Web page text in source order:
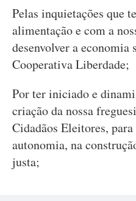
Pelas inquietações que
alimentação e com a
desenvolver a
Cooperativa Liberdade;
Por ter iniciado e
criação da nossa
Cidadãos Eleitores,
autonomia, na
justa;